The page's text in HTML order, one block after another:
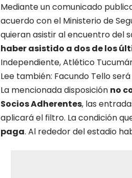
Mediante un comunicado
acuerdo con el Ministerio de
quieran asistir al encuentro del
haber asistido a dos de los
Independiente, Atlético
Lee también: Facundo Tello
La mencionada disposición no
Socios Adherentes, las
aplicará el filtro. La condición
paga. Al rededor del estadio